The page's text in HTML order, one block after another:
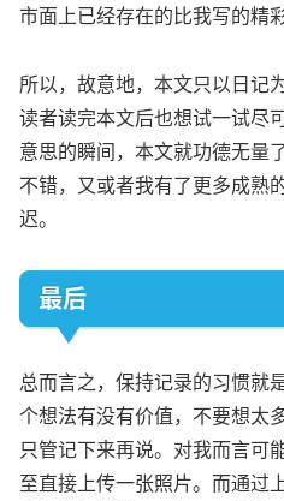
市面上已经存在的比我写的精
所以，故意地，本文只以日记
读者读完本文后也想试一试尽
意思的瞬间，本文就功德无量
不错，又或者我有了更多成熟
迟。
最后
总而言之，保持记录的习惯就
个想法有没有价值，不要想太
只管记下来再说。对我而言可
至直接上传一张照片。而通过